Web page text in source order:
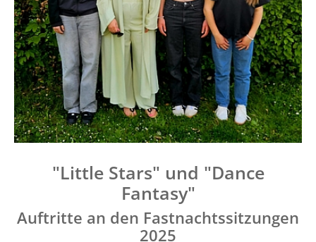
"Little Stars" und "Dance
Fantasy"
Auftritte an den Fastnachtssitzungen
2025